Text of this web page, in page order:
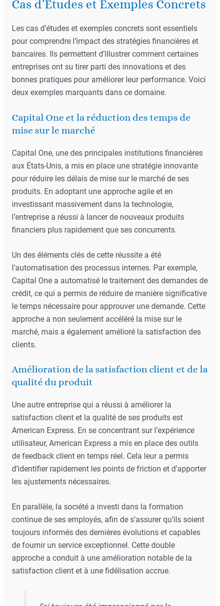
Cas d’Études et Exemples Concrets
Les cas d’études et exemples concrets sont essentiels
pour comprendre l’impact des stratégies financières et
bancaires. Ils permettent d’illustrer comment certaines
entreprises ont su tirer parti des innovations et des
bonnes pratiques pour améliorer leur performance. Voici
deux exemples marquants dans ce domaine.
Capital One et la réduction des temps de
mise sur le marché
Capital One, une des principales institutions financières
aux États-Unis, a mis en place une stratégie innovante
pour réduire les délais de mise sur le marché de ses
produits. En adoptant une approche agile et en
investissant massivement dans la technologie,
l’entreprise a réussi à lancer de nouveaux produits
financiers plus rapidement que ses concurrents.
Un des éléments clés de cette réussite a été
l’automatisation des processus internes. Par exemple,
Capital One a automatisé le traitement des demandes de
crédit, ce qui a permis de réduire de manière significative
le temps nécessaire pour approuver une demande. Cette
approche a non seulement accéléré la mise sur le
marché, mais a également amélioré la satisfaction des
clients.
Amélioration de la satisfaction client et de la
qualité du produit
Une autre entreprise qui a réussi à améliorer la
satisfaction client et la qualité de ses produits est
American Express. En se concentrant sur l’expérience
utilisateur, American Express a mis en place des outils
de feedback client en temps réel. Cela leur a permis
d’identifier rapidement les points de friction et d’apporter
les ajustements nécessaires.
En parallèle, la société a investi dans la formation
continue de ses employés, afin de s’assurer qu’ils soient
toujours informés des dernières évolutions et capables
de fournir un service exceptionnel. Cette double
approche a conduit à une amélioration notable de la
satisfaction client et à une fidélisation accrue.